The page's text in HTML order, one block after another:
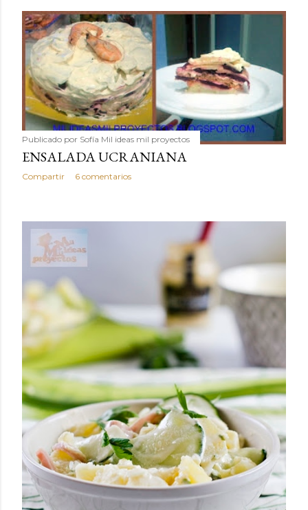
Publicado por Sofía Mil ideas mil proyectos
ENSALADA UCRANIANA
Compartir 6 comentarios